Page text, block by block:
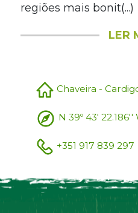
regiões mais bonit(...)
LER
Chaveira -
N 39º 43' 22.186''
+351 917 839 297